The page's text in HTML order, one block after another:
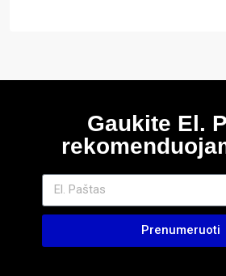
Gaukite El.
Prenumeruoti